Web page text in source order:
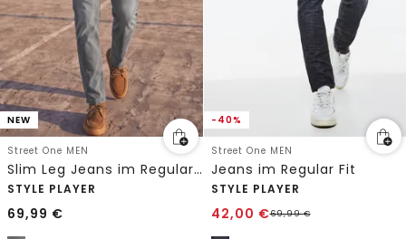
NEW
Street One MEN
Slim Leg Jeans im Regular Fit
STYLE PLAYER
69,99 €
-40%
Street One MEN
Jeans im Regular Fit
STYLE PLAYER
42,00 €69,99€